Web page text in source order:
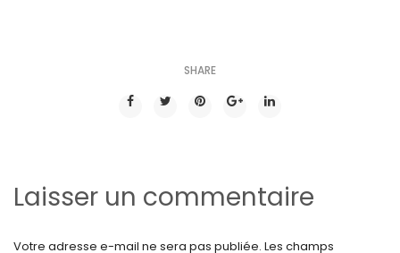
SHARE
Laisser un commentaire
Votre adresse e-mail ne sera pas publiée. Les champs